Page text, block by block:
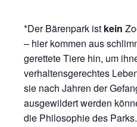
*Der Bärenpark ist kein
– hier kommen aus
gerettete Tiere hin, um
verhaltensgerechtes
sie nach Jahren der
ausgewildert werden
die Philosophie des Parks.